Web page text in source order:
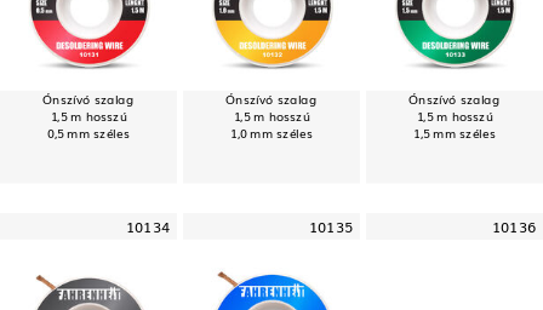
Ónszívó szalag
1,5 m hosszú
0,5 mm széles
Ónszívó szalag
1,5 m hosszú
1,0 mm széles
Ónszívó szalag
1,5 m hosszú
1,5 mm széles
10134 10135 10136